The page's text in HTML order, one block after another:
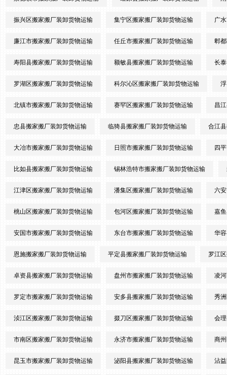
振兴区搬家搬厂装卸货物运输 集宁区搬家搬厂装卸货物运输 广
廉江市搬家搬厂装卸货物运输 任丘市搬家搬厂装卸货物运输 郫
寿阳县搬家搬厂装卸货物运输 额敏县搬家搬厂装卸货物运输 长
罗湖区搬家搬厂装卸货物运输 科尔沁区搬家搬厂装卸货物运输
北镇市搬家搬厂装卸货物运输 赛罕区搬家搬厂装卸货物运输 昌
忠县搬家搬厂装卸货物运输 临猗县搬家搬厂装卸货物运输 合江
大冶市搬家搬厂装卸货物运输 日照市搬家搬厂装卸货物运输 四
比如县搬家搬厂装卸货物运输 锡林浩特市搬家搬厂装卸货物运输
江津区搬家搬厂装卸货物运输 潘集区搬家搬厂装卸货物运输 六
桃山区搬家搬厂装卸货物运输 包河区搬家搬厂装卸货物运输 嘉
安国市搬家搬厂装卸货物运输 东台市搬家搬厂装卸货物运输 华
恩施搬家搬厂装卸货物运输 平定县搬家搬厂装卸货物运输 罗江
卓资县搬家搬厂装卸货物运输 盘州市搬家搬厂装卸货物运输 凌
罗定市搬家搬厂装卸货物运输 安多县搬家搬厂装卸货物运输 秀
浈江区搬家搬厂装卸货物运输 掇刀区搬家搬厂装卸货物运输 会
市南区搬家搬厂装卸货物运输 永济市搬家搬厂装卸货物运输 商
昆玉市搬家搬厂装卸货物运输 泌阳县搬家搬厂装卸货物运输 沾